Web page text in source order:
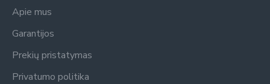
Apie mus
Garantijos
Prekių pristatymas
Privatumo politika